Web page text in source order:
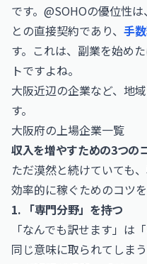
です。@SOHOの優位性
との直接契約であり、 手
す。これは、副業を始め
トですよね。
大阪近辺の企業など、地
す。
大阪府の上場企業一覧
収入を増やすための3つの
ただ漠然と続けていても
効率的に稼ぐためのコツを
1. 「専門分野」を持つ
「なんでも訳せます」は
同じ意味に取られてしま